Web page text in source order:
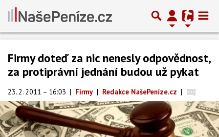
Firmy doteď za nic nenesly odpovědnost,
za protiprávní jednání budou už pykat
23. 2. 2011 – 16:03 | Firmy | Redakce NašePeníze.cz |